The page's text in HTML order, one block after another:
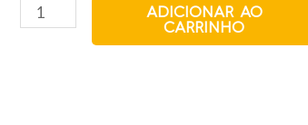
ADICIONAR AO
CARRINHO